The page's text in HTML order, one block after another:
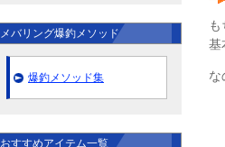
基
な
メバリング爆釣メソッド
爆釣メソッド集
おすすめアイテム一覧